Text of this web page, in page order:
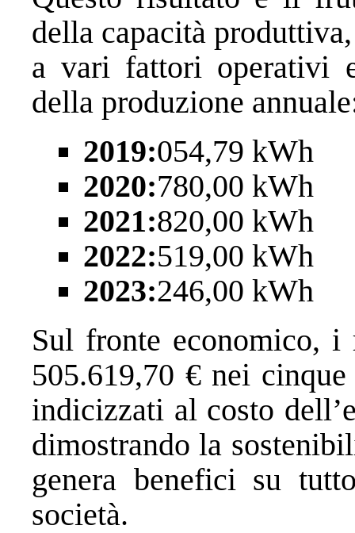
della capacità
a vari fattori operativi
della produzione
2019:054,79 kWh
2020:780,00 kWh
2021:820,00 kWh
2022:519,00 kWh
2023:246,00 kWh
Sul fronte economico,
505.619,70 € nei
indicizzati al costo
dimostrando la
genera benefici su
società.